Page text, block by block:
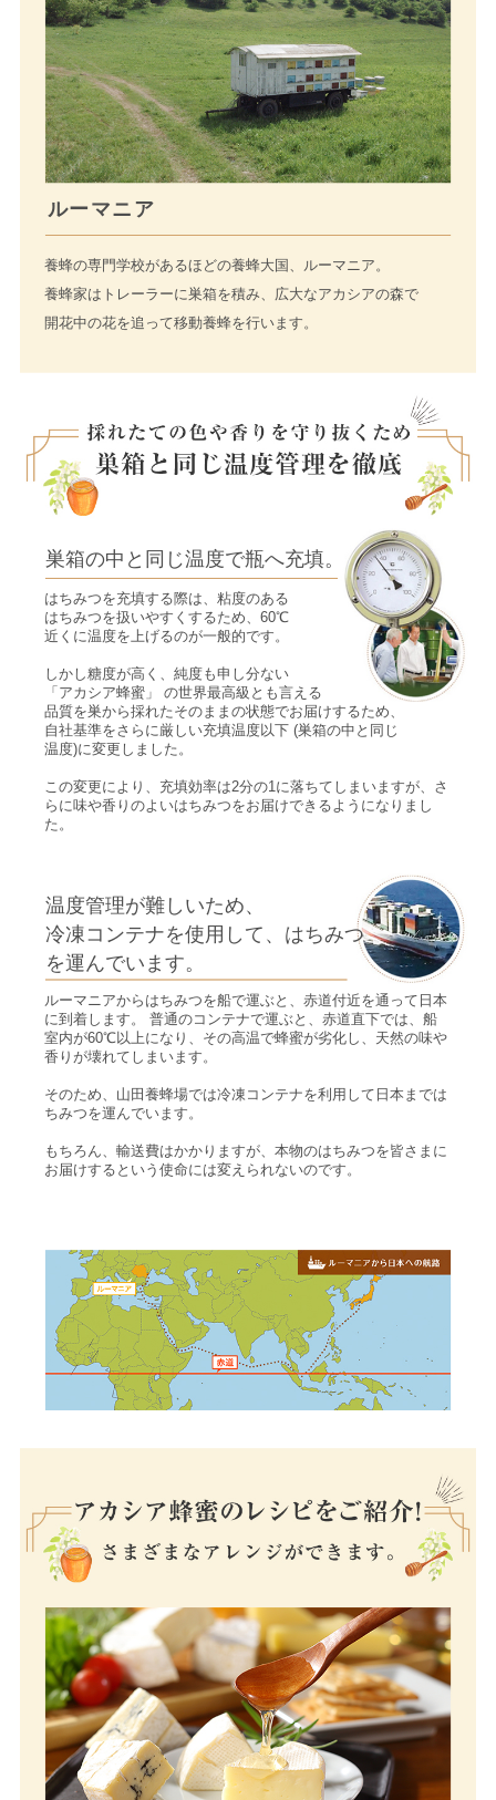
ルーマニア
養蜂の専門学校があるほどの養蜂大国、ルーマニア。
養蜂家はトレーラーに巣箱を積み、広大なアカシアの森で
開花中の花を追って移動養蜂を行います。
巣箱の中と同じ温度で瓶へ充填。
はちみつを充填する際は、粘度のある
はちみつを扱いやすくするため、60℃
近くに温度を上げるのが一般的です。
しかし糖度が高く、純度も申し分ない
「アカシア蜂蜜」 の世界最高級とも言える
品質を巣から採れたそのままの状態でお届けするため、
自社基準をさらに厳しい充填温度以下 (巣箱の中と同じ
温度)に変更しました。
この変更により、充填効率は2分の1に落ちてしまいますが、さ
らに味や香りのよいはちみつをお届けできるようになりまし
た。
温度管理が難しいため、
冷凍コンテナを使用して、はちみつ
を運んでいます。
ルーマニアからはちみつを船で運ぶと、赤道付近を通って日本
に到着します。 普通のコンテナで運ぶと、赤道直下では、船
室内が60℃以上になり、その高温で蜂蜜が劣化し、天然の味や
香りが壊れてしまいます。
そのため、山田養蜂場では冷凍コンテナを利用して日本までは
ちみつを運んでいます。
もちろん、輸送費はかかりますが、本物のはちみつを皆さまに
お届けするという使命には変えられないのです。